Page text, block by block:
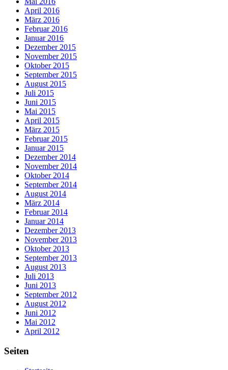
April 2016
März 2016
Februar 2016
Januar 2016
Dezember 2015
November 2015
Oktober 2015
September 2015
August 2015
Juli 2015
Juni 2015
Mai 2015
April 2015
März 2015
Februar 2015
Januar 2015
Dezember 2014
November 2014
Oktober 2014
September 2014
August 2014
März 2014
Februar 2014
Januar 2014
Dezember 2013
November 2013
Oktober 2013
September 2013
August 2013
Juli 2013
Juni 2013
September 2012
August 2012
Juni 2012
Mai 2012
April 2012
Seiten